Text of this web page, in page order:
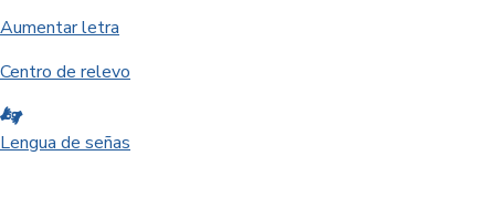
Aumentar letra
Centro de relevo
Lengua de señas